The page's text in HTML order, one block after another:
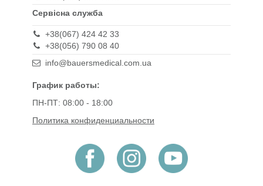
Сервісна служба
+38(067) 424 42 33
+38(056) 790 08 40
info@bauersmedical.com.ua
График работы:
ПН-ПТ: 08:00 - 18:00
Политика конфиденциальности